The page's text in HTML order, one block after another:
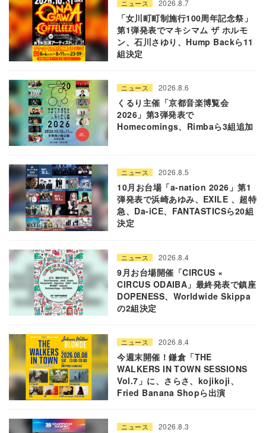
ニュース 2026.8.7
「女川町町制施行100周年記念祭」
第1弾発表でマキシマム ザ ホルモ
ン、石川さゆり、Hump Backら11
組決定
ニュース 2026.8.6
くるり主催「京都音楽博覧会
2026」第3弾発表で
Homecomings、Rimbaら3組追加
ニュース 2026.8.5
10月お台場「a-nation 2026」第1
弾発表で浜崎あゆみ、EXILE 、超特
急、Da-iCE、FANTASTICSら20組
決定
ニュース 2026.8.4
9月お台場開催「CIRCUS ×
CIRCUS ODAIBA」最終発表で鎮座
DOPENESS、Worldwide Skippa
の2組決定
ニュース 2026.8.4
今週末開催！鎌倉「THE
WALKERS IN TOWN SESSIONS
Vol.7」に、さらさ、kojikoji、
Fried Banana Shopら出演
ニュース 2026.8.3